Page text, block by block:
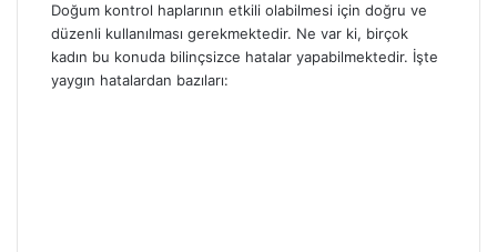
Doğum kontrol haplarının etkili olabilmesi için doğru ve
düzenli kullanılması gerekmektedir. Ne var ki, birçok
kadın bu konuda bilinçsizce hatalar yapabilmektedir. İşte
yaygın hatalardan bazıları: